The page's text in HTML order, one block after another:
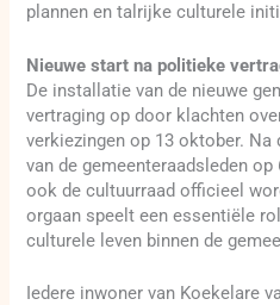
plannen en talrijke culturele
Nieuwe start na politieke
De installatie van de nieuwe
vertraging op door klachten
verkiezingen op 13 oktober.
van de gemeenteraadsleden
ook de cultuurraad officieel
orgaan speelt een essentiële
culturele leven binnen de
Iedere inwoner van Koekelare